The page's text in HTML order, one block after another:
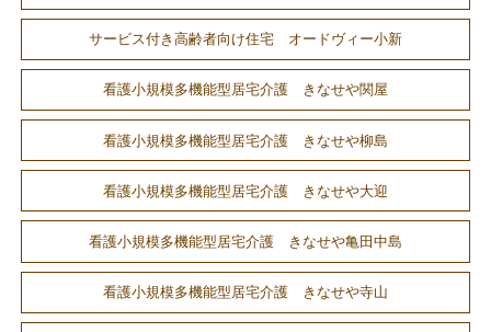
サービス付き高齢者向け住宅 オードヴィー小新
看護小規模多機能型居宅介護 きなせや関屋
看護小規模多機能型居宅介護 きなせや柳島
看護小規模多機能型居宅介護 きなせや大迎
看護小規模多機能型居宅介護 きなせや亀田中島
看護小規模多機能型居宅介護 きなせや寺山